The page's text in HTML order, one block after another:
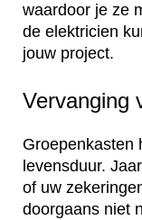
waardoor je ze
de elektricien
jouw project.
Vervanging
Groepenkasten
levensduur.
of uw
doorgaans niet